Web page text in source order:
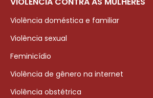
Violência doméstica e familiar
Violência sexual
Feminicídio
Violência de gênero na internet
Violência obstétrica